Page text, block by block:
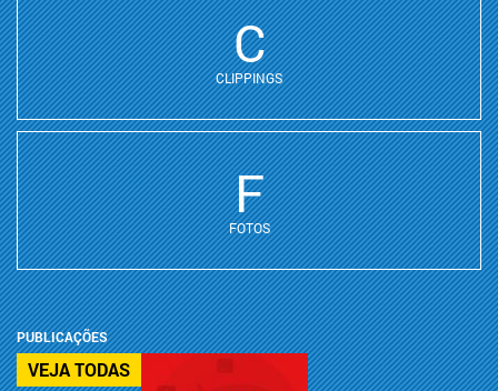
C
CLIPPINGS
F
FOTOS
PUBLICAÇÕES
VEJA TODAS